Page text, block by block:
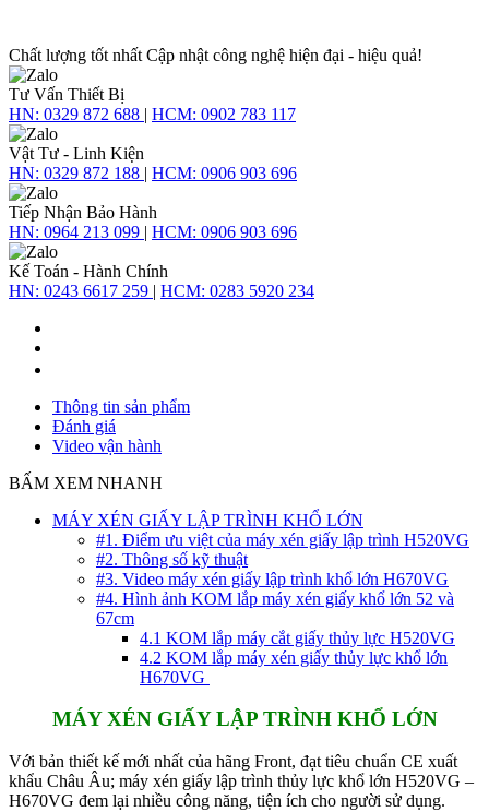
Chất lượng tốt nhất Cập nhật công nghệ hiện đại - hiệu quả!
Tư Vấn Thiết Bị
HN: 0329 872 688 | HCM: 0902 783 117
Vật Tư - Linh Kiện
HN: 0329 872 188 | HCM: 0906 903 696
Tiếp Nhận Bảo Hành
HN: 0964 213 099 | HCM: 0906 903 696
Kế Toán - Hành Chính
HN: 0243 6617 259 | HCM: 0283 5920 234
Thông tin sản phẩm
Đánh giá
Video vận hành
BẤM XEM NHANH
MÁY XÉN GIẤY LẬP TRÌNH KHỔ LỚN
#1. Điểm ưu việt của máy xén giấy lập trình H520VG
#2. Thông số kỹ thuật
#3. Video máy xén giấy lập trình khổ lớn H670VG
#4. Hình ảnh KOM lắp máy xén giấy khổ lớn 52 và
67cm
4.1 KOM lắp máy cắt giấy thủy lực H520VG
4.2 KOM lắp máy xén giấy thủy lực khổ lớn
H670VG
MÁY XÉN GIẤY LẬP TRÌNH KHỔ LỚN
Với bản thiết kế mới nhất của hãng Front, đạt tiêu chuẩn CE xuất
khẩu Châu Âu; máy xén giấy lập trình thủy lực khổ lớn H520VG –
H670VG đem lại nhiều công năng, tiện ích cho người sử dụng.